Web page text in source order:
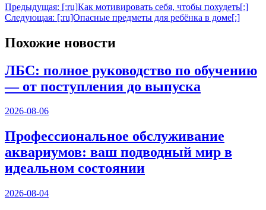
Навигация
по
записям
Предыдущая: [:ru]Как мотивировать себя, чтобы похудеть[:]
Следующая: [:ru]Опасные предметы для ребёнка в доме[:]
Похожие новости
ЛБС: полное руководство по обучению
— от поступления до выпуска
2026-08-06
Профессиональное обслуживание
аквариумов: ваш подводный мир в
идеальном состоянии
2026-08-04